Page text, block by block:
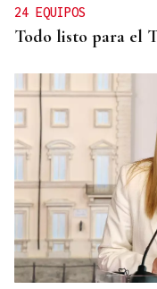
24 EQUIPOS
Todo listo para el